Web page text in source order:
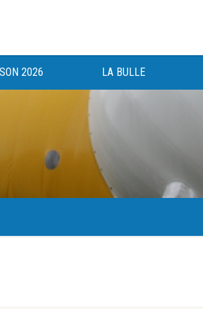
2026 LA BULLE
au bénéfice des haut-saônois depuis 1983.